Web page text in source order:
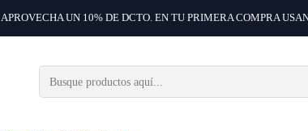
APROVECHA UN 10% DE DCTO. EN TU PRIMERA COMPRA
Inicio Arbustos ornamentales Laurel De Flor Amarillo